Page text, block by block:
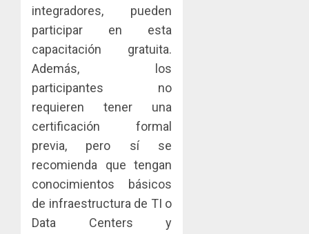
integradores, pueden
participar en esta
capacitación gratuita.
Además, los
participantes no
requieren tener una
certificación formal
previa, pero sí se
recomienda que tengan
conocimientos básicos
de infraestructura de TI o
Data Centers y